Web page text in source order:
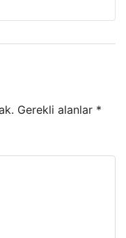
Gerekli alanlar *